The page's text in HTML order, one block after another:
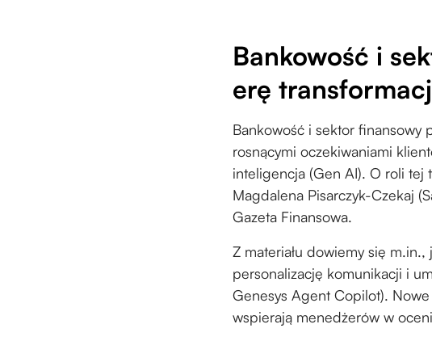
Bankowość i
erę
Bankowość i sektor finansowy
rosnącymi oczekiwaniami
inteligencja (Gen AI). O roli tej
Magdalena Pisarczyk-Czekaj
Gazeta Finansowa.
Z materiału dowiemy się
personalizację komunikacji i
Genesys Agent Copilot).
wspierają menedżerów w